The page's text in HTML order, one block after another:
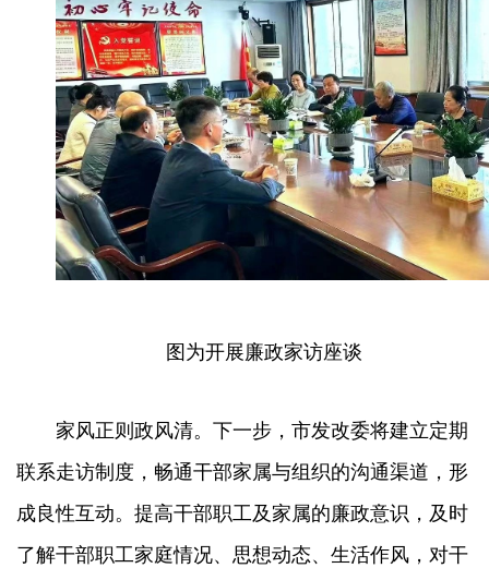
图为开展廉政家访座谈
家风正则政风清。下一步，市发改委将建立定期
联系走访制度，畅通干部家属与组织的沟通渠道，形
成良性互动。提高干部职工及家属的廉政意识，及时
了解干部职工家庭情况、思想动态、生活作风，对干